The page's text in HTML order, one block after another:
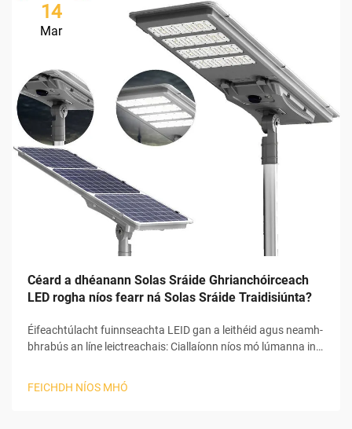
14
Mar
Céard a dhéanann Solas Sráide Ghrianchóirceach
LED rogha níos fearr ná Solas Sráide Traidisiúnta?
Éifeachtúlacht fuinnseachta LEID gan a leithéid agus neamh-
bhrabús an líne leictreachais: Ciallaíonn níos mó lúmanna in
soiléir acu thar roghanna tóiríochta traidisiúnta ó thaobh
FEICHDH NÍOS MHÓ